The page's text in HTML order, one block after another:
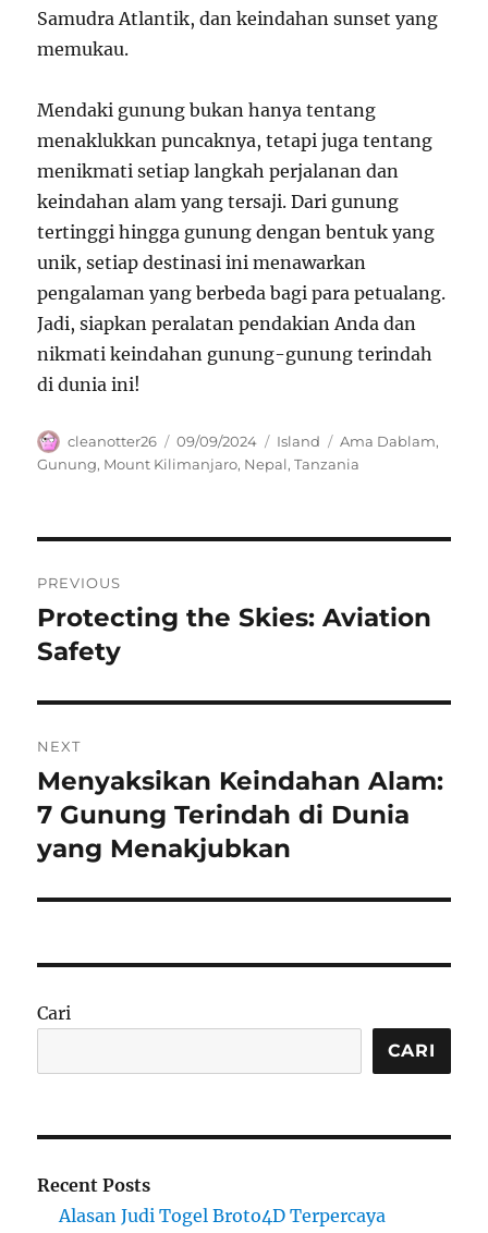
Samudra Atlantik, dan keindahan sunset yang
memukau.
Mendaki gunung bukan hanya tentang
menaklukkan puncaknya, tetapi juga tentang
menikmati setiap langkah perjalanan dan
keindahan alam yang tersaji. Dari gunung
tertinggi hingga gunung dengan bentuk yang
unik, setiap destinasi ini menawarkan
pengalaman yang berbeda bagi para petualang.
Jadi, siapkan peralatan pendakian Anda dan
nikmati keindahan gunung-gunung terindah
di dunia ini!
Author
cleanotter26
Posted
on
09/09/2024 Categories
Island Tags
Ama Dablam,
Gunung, Mount Kilimanjaro, Nepal,Tanzania
pos
PREVIOUS
Previous
post:
Protecting the Skies: Aviation
Safety
NEXT
Next
post:
Menyaksikan Keindahan Alam:
7 Gunung Terindah di Dunia
yang Menakjubkan
Cari
CARI
Recent Posts
Alasan Judi Togel Broto4D Terpercaya